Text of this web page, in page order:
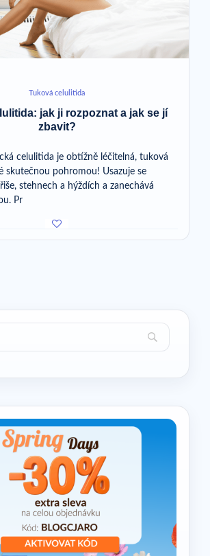
Tuková celulitida
jak ji rozpoznat a jak se jí
zbavit?
celulitida je obtížně léčitelná, tuková
skutečnou pohromou! Usazuje se
stehnech a hýždích a zanechává
Pr